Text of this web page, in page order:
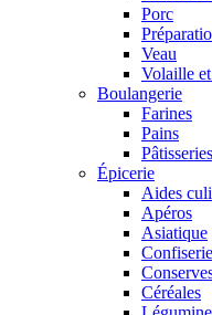
Porc
Veau
Volaille
Boulangerie
Farines
Pains
Épicerie
Aides
Apéros
Asiatique
Céréales